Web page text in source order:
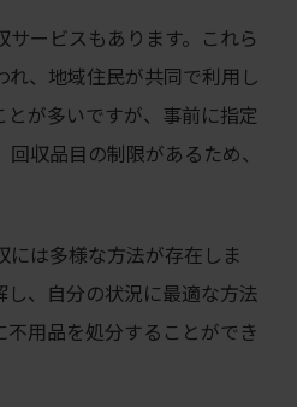
ービスもあります。これら
れ、地域住民が共同で利用し
とが多いですが、事前に指定
収品目の制限があるため、
は多様な方法が存在しま
し、自分の状況に最適な方法
用品を処分することができ